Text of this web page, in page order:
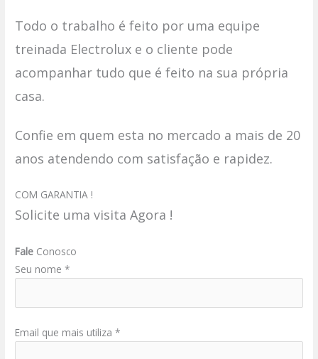
Todo o trabalho é feito por uma equipe
treinada Electrolux e o cliente pode
acompanhar tudo que é feito na sua própria
casa.
Confie em quem esta no mercado a mais de 20
anos atendendo com satisfação e rapidez.
COM GARANTIA !
Solicite uma visita Agora !
Fale Conosco
Seu nome *
Email que mais utiliza *